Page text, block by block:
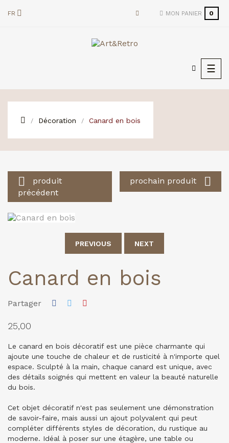
FR MON PANIER 0
la
☰
Décoration Canard en bois

produit
précédent
prochain produit 
PREVIOUS NEXT
Canard en bois
Partager
25,00
Le canard en bois décoratif est une pièce charmante qui
ajoute une touche de chaleur et de rusticité à n'importe quel
espace. Sculpté à la main, chaque canard est unique, avec
des détails soignés qui mettent en valeur la beauté naturelle
du bois.
Cet objet décoratif n'est pas seulement une démonstration
de savoir-faire, mais aussi un ajout polyvalent qui peut
compléter différents styles de décoration, du rustique au
moderne. Idéal à poser sur une étagère, une table ou